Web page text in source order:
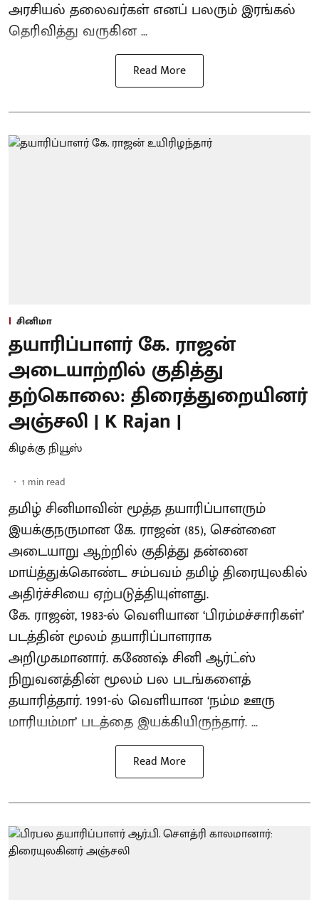
அரசியல் தலைவர்கள் எனப் பலரும் இரங்கல்
தெரிவித்து வருகின ...
Read More
சினிமா
தயாரிப்பாளர் கே. ராஜன்
அடையாற்றில் குதித்து
தற்கொலை: திரைத்துறையினர்
அஞ்சலி | K Rajan |
கிழக்கு நியூஸ்
1 min read
தமிழ் சினிமாவின் மூத்த தயாரிப்பாளரும்
இயக்குநருமான கே. ராஜன் (85), சென்னை
அடையாறு ஆற்றில் குதித்து தன்னை
மாய்த்துக்கொண்ட சம்பவம் தமிழ் திரையுலகில்
அதிர்ச்சியை ஏற்படுத்தியுள்ளது.
கே. ராஜன், 1983-ல் வெளியான ‘பிரம்மச்சாரிகள்’
படத்தின் மூலம் தயாரிப்பாளராக
அறிமுகமானார். கணேஷ் சினி ஆர்ட்ஸ்
நிறுவனத்தின் மூலம் பல படங்களைத்
தயாரித்தார். 1991-ல் வெளியான ‘நம்ம ஊரு
மாரியம்மா’ படத்தை இயக்கியிருந்தார். ...
Read More